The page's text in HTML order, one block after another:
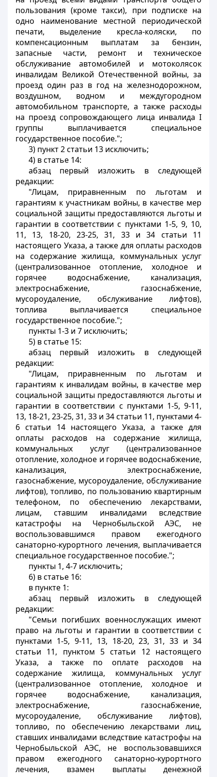
пользования (кроме такси), при подписке на
одно наименование местной периодической
печати, выделение кресла-коляски, по
компенсационным выплатам за бензин,
запасные части, ремонт и техническое
обслуживание автомобилей и мотоколясок
инвалидам Великой Отечественной войны, за
проезд один раз в год на железнодорожном,
воздушном, водном и междугородном
автомобильном транспорте, а также расходы
на проезд сопровождающего лица инвалида I
группы выплачивается специальное
государственное пособие.";
3) пункт 2 статьи 13 исключить;
4) в статье 14:
абзац первый изложить в следующей
редакции:
"Лицам, приравненным по льготам и
гарантиям к участникам войны, в качестве мер
социальной защиты предоставляются льготы и
гарантии в соответствии с пунктами 1-5, 9, 10,
11, 13, 18-20, 23-25, 31, 33 и 34 статьи 11
настоящего Указа, а также для оплаты расходов
на содержание жилища, коммунальных услуг
(централизованное отопление, холодное и
горячее водоснабжение, канализация,
электроснабжение, газоснабжение,
мусороудаление, обслуживание лифтов),
топлива выплачивается специальное
государственное пособие.";
пункты 1-3 и 7 исключить;
5) в статье 15:
абзац первый изложить в следующей
редакции:
"Лицам, приравненным по льготам и
гарантиям к инвалидам войны, в качестве мер
социальной защиты предоставляются льготы и
гарантии в соответствии с пунктами 1-5, 9-11,
13, 18-21, 23-25, 31, 33 и 34 статьи 11, пунктами 4-
6 статьи 14 настоящего Указа, а также для
оплаты расходов на содержание жилища,
коммунальных услуг (централизованное
отопление, холодное и горячее водоснабжение,
канализация, электроснабжение,
газоснабжение, мусороудаление, обслуживание
лифтов), топливо, по пользованию квартирным
телефоном, по обеспечению лекарствами,
лицам, ставшим инвалидами вследствие
катастрофы на Чернобыльской АЭС, не
воспользовавшимся правом ежегодного
санаторно-курортного лечения, выплачивается
специальное государственное пособие.";
пункты 1, 4-7 исключить;
6) в статье 16:
в пункте 1:
абзац первый изложить в следующей
редакции:
"Семьи погибших военнослужащих имеют
право на льготы и гарантии в соответствии с
пунктами 1-5, 9-11, 13, 18-20, 23, 31, 33 и 34
статьи 11, пунктом 5 статьи 12 настоящего
Указа, а также по оплате расходов на
содержание жилища, коммунальных услуг
(централизованное отопление, холодное и
горячее водоснабжение, канализация,
электроснабжение, газоснабжение,
мусороудаление, обслуживание лифтов),
топливо, по обеспечению лекарствами лиц,
ставших инвалидами вследствие катастрофы на
Чернобыльской АЭС, не воспользовавшихся
правом ежегодного санаторно-курортного
лечения, взамен выплаты денежной